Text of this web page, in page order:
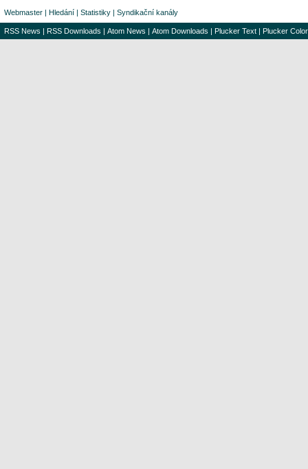
Webmaster | Hledání | Statistiky | Syndikační kanály
RSS News | RSS Downloads | Atom News | Atom Downloads | Plucker Text | Plucker Color